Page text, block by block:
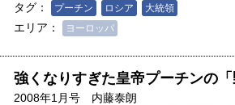
タグ：
プーチン ロシア 大統領
エリア： ヨーロッパ
強くなりすぎた皇帝プーチンの「
2008年1月号
内藤泰朗